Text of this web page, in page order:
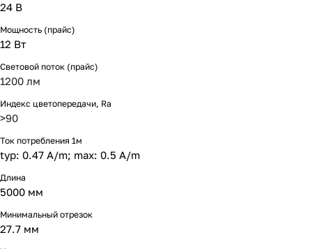
24 В
Мощность (прайс)
12 Вт
Световой поток (прайс)
1200 лм
Индекс цветопередачи, Ra
>90
Ток потребления 1м
typ: 0.47 A/m; max: 0.5 A/m
Длина
5000 мм
Минимальный отрезок
27.7 мм